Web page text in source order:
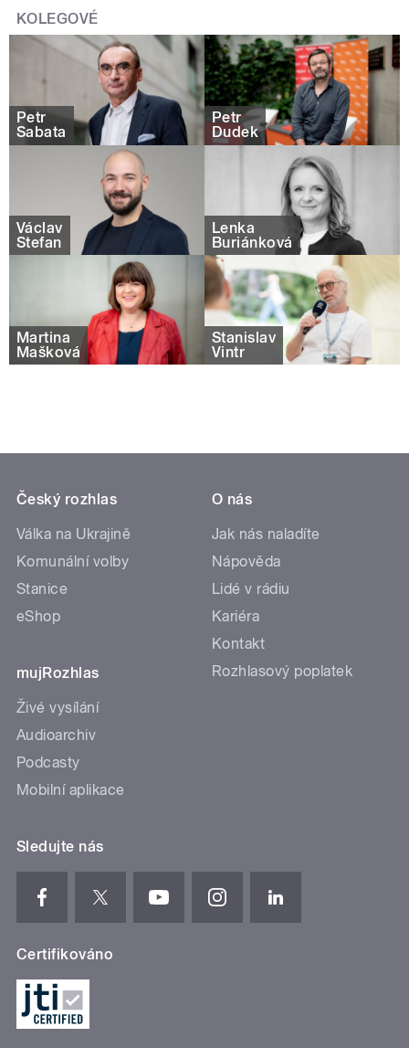
KOLEGOVÉ
Petr
Šabata
Petr
Dudek
Václav
Štefan
Lenka
Buriánková
Martina
Mašková
Stanislav
Vintr
Český rozhlas
Válka na Ukrajině
Komunální volby
Stanice
eShop
mujRozhlas
Živé vysílání
Audioarchiv
Podcasty
Mobilní aplikace
O nás
Jak nás naladíte
Nápověda
Lidé v rádiu
Kariéra
Kontakt
Rozhlasový poplatek
Sledujte nás
Certifikováno